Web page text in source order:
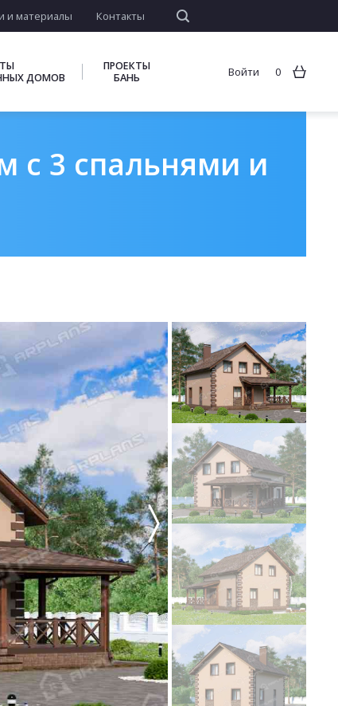
и материалы Контакты
ДОМОВ
ПРОЕКТЫ
БАНЬ
Войти 0
с 3 спальнями и